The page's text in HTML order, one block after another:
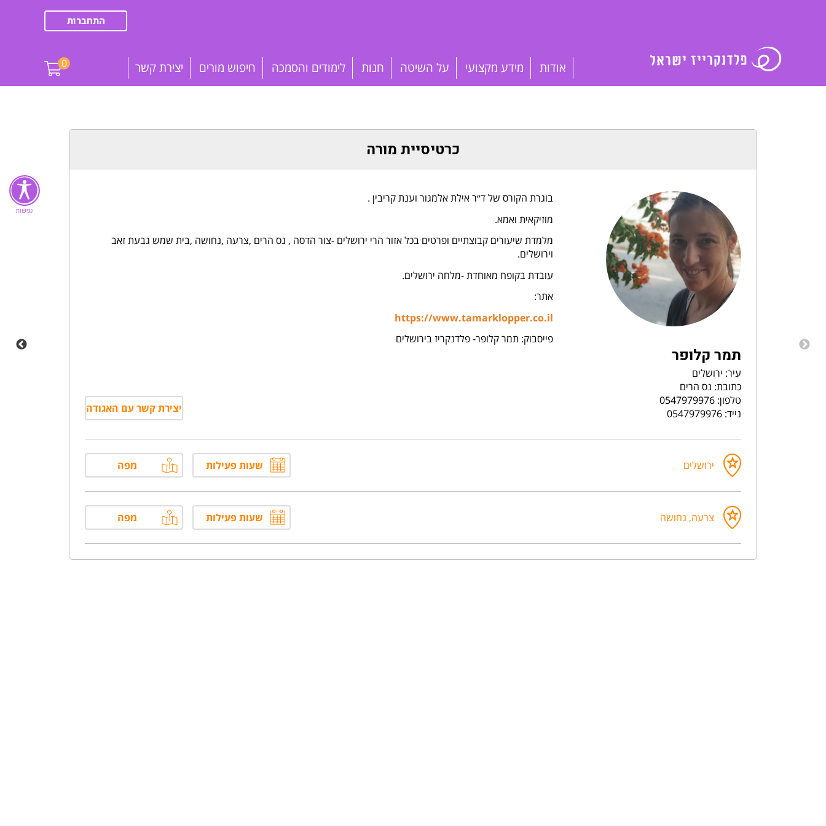
התחברות
אודות מידע מקצועי על השיטה חנות לימודים והסמכה חיפוש מורים יצירת קשר 0
כרטיסיית מורה
תמר קלופר
עיר: ירושלים
כתובת: נס הרים
טלפון: 0547979976
נייד: 0547979976
בוגרת הקורס של ד״ר אילת אלמגור וענת קריבין .
מוזיקאית ואמא.
מלמדת שיעורים קבוצתיים ופרטים בכל אזור הרי ירושלים -צור הדסה , נס הרים ,צרעה ,נחושה ,בית שמש גבעת זאב
וירושלים.
עובדת בקופח מאוחדת -מלחה ירושלים.
אתר:
https://www.tamarklopper.co.il
פייסבוק: תמר קלופר- פלדנקריז בירושלים
יצירת קשר עם האגודה
ירושלים שעות פעילות מפה
צרעה, נחושה שעות פעילות מפה